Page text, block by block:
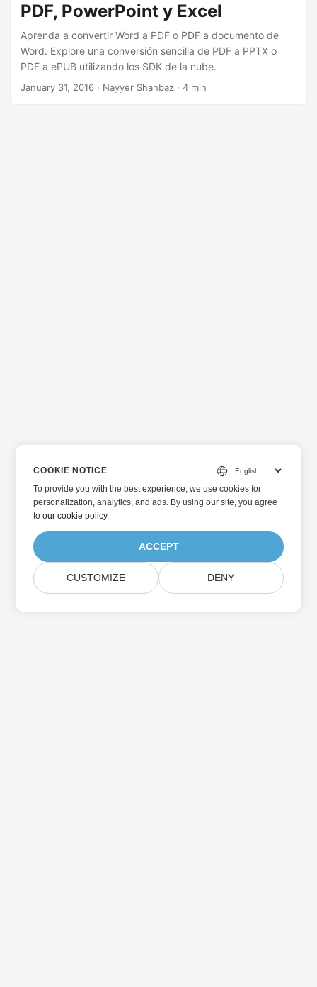
PDF, PowerPoint y Excel
Aprenda a convertir Word a PDF o PDF a documento de
Word. Explore una conversión sencilla de PDF a PPTX o
PDF a ePUB utilizando los SDK de la nube.
January 31, 2016 · Nayyer Shahbaz · 4 min
COOKIE NOTICE
To provide you with the best experience, we use cookies for
personalization, analytics, and ads. By using our site, you agree
toour cookie policy.
ACCEPT
CUSTOMIZE DENY